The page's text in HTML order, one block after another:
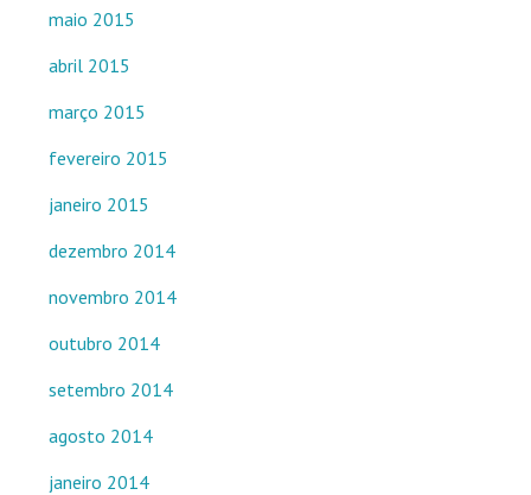
maio 2015
abril 2015
março 2015
fevereiro 2015
janeiro 2015
dezembro 2014
novembro 2014
outubro 2014
setembro 2014
agosto 2014
janeiro 2014